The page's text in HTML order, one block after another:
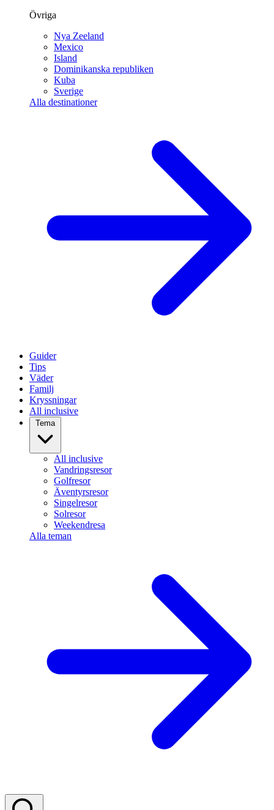
Övriga
Nya Zeeland
Mexico
Island
Dominikanska republiken
Kuba
Sverige
Alla destinationer
Guider
Tips
Väder
Familj
Kryssningar
All inclusive
Tema
All inclusive
Vandringsresor
Golfresor
Äventyrsresor
Singelresor
Solresor
Weekendresa
Alla teman